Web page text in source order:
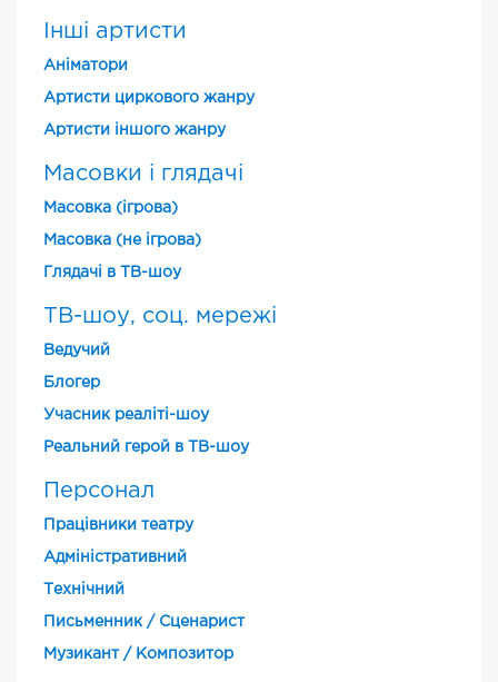
Інші артисти
Аніматори
Артисти циркового жанру
Артисти іншого жанру
Масовки і глядачі
Масовка (ігрова)
Масовка (не ігрова)
Глядачі в ТВ-шоу
ТВ-шоу, соц. мережі
Ведучий
Блогер
Учасник реаліті-шоу
Реальний герой в ТВ-шоу
Персонал
Працівники театру
Адміністративний
Технічний
Письменник / Сценарист
Музикант / Композитор